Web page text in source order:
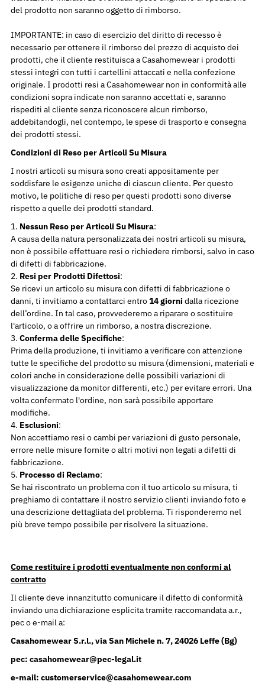
del prodotto non saranno oggetto di rimborso.
IMPORTANTE: in caso di esercizio del diritto di recesso è
necessario per ottenere il rimborso del prezzo di acquisto dei
prodotti, che il cliente restituisca a Casahomewear i prodotti
stessi integri con tutti i cartellini attaccati e nella confezione
originale. I prodotti resi a Casahomewear non in conformità alle
condizioni sopra indicate non saranno accettati e, saranno
rispediti al cliente senza riconoscere alcun rimborso,
addebitandogli, nel contempo, le spese di trasporto e consegna
dei prodotti stessi.
Condizioni di Reso per Articoli Su Misura
I nostri articoli su misura sono creati appositamente per
soddisfare le esigenze uniche di ciascun cliente. Per questo
motivo, le politiche di reso per questi prodotti sono diverse
rispetto a quelle dei prodotti standard.
Nessun Reso per Articoli Su Misura:
A causa della natura personalizzata dei nostri articoli su misura,
non è possibile effettuare resi o richiedere rimborsi, salvo in caso
di difetti di fabbricazione.
Resi per Prodotti Difettosi:
Se ricevi un articolo su misura con difetti di fabbricazione o
danni, ti invitiamo a contattarci entro14 giornidalla ricezione
dell’ordine. In tal caso, provvederemo a riparare o sostituire
l'articolo, o a offrire un rimborso, a nostra discrezione.
Conferma delle Specifiche:
Prima della produzione, ti invitiamo a verificare con attenzione
tutte le specifiche del prodotto su misura (dimensioni, materiali e
colori anche in considerazione delle possibili variazioni di
visualizzazione da monitor differenti, etc.) per evitare errori. Una
volta confermato l'ordine, non sarà possibile apportare
modifiche.
Esclusioni:
Non accettiamo resi o cambi per variazioni di gusto personale,
errore nelle misure fornite o altri motivi non legati a difetti di
fabbricazione.
Processo di Reclamo:
Se hai riscontrato un problema con il tuo articolo su misura, ti
preghiamo di contattare il nostro servizio clienti inviando foto e
una descrizione dettagliata del problema. Ti risponderemo nel
più breve tempo possibile per risolvere la situazione.
Come restituire i prodotti eventualmente non conformi al
contratto
Il cliente deve innanzitutto comunicare il difetto di conformità
inviando una dichiarazione esplicita tramite raccomandata a.r.,
pec o e-mail a:
Casahomewear S.r.l., via San Michele n. 7, 24026 Leffe (Bg)
pec: casahomewear@pec-legal.it
e-mail: customerservice@casahomewear.com